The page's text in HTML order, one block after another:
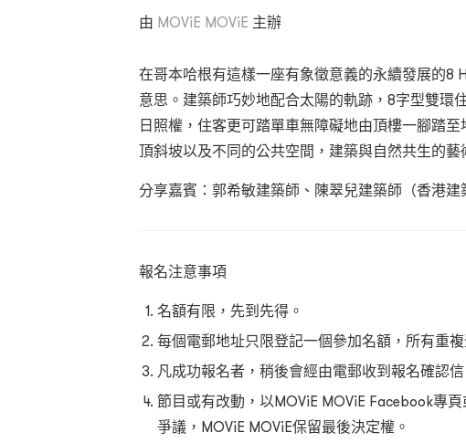
由 MOViE MOViE 主辦
在哥本哈根有這樣一座有象徵意義的永續發展的8
意思。建築師巧妙地配合太陽的軌跡，8字型雙環
日照權，住客更可踏單車無障礙地由頂樓一腳踏
頂斜坡以及不同的公共空間，建築與自然共生的藝
分享嘉賓：郭希敏建築師、陳翠兒建築師（香港建
報名注意事項
名額有限，先到先得。
每個電郵地址只限登記一個參加名額，所有重
凡成功報名者，稍後會經由電郵收到報名確認信
節目或有改動，以MOViE MOViE Facebook專
爭議，MOViE MOViE保留最後決定權。